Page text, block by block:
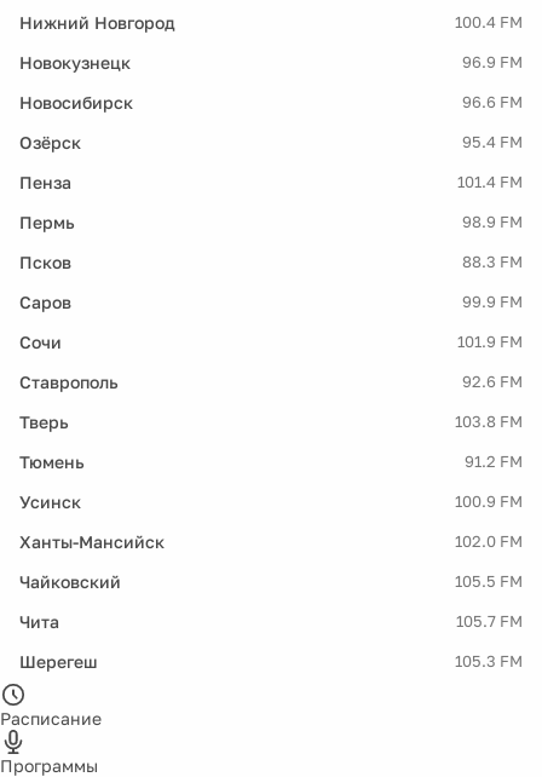
Нижний Новгород 100.4 FM
Новокузнецк 96.9 FM
Новосибирск 96.6 FM
Озёрск 95.4 FM
Пенза 101.4 FM
Пермь 98.9 FM
Псков 88.3 FM
Саров 99.9 FM
Сочи 101.9 FM
Ставрополь 92.6 FM
Тверь 103.8 FM
Тюмень 91.2 FM
Усинск 100.9 FM
Ханты-Мансийск 102.0 FM
Чайковский 105.5 FM
Чита 105.7 FM
Шерегеш 105.3 FM
Расписание
Программы